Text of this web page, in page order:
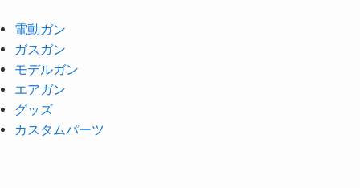
電動ガン
ガスガン
モデルガン
エアガン
グッズ
カスタムパーツ